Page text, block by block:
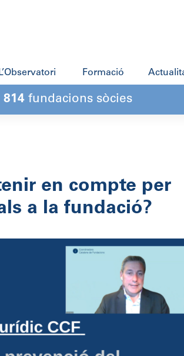
Formació
814 fundacions sòcies
en compte per
a la fundació?